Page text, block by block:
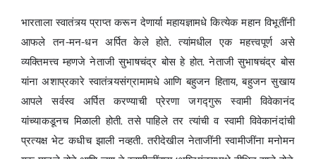
भारताला स्वातंत्र्य प्राप्त करून देणार्या महायज्ञामधे कित्येक महान विभूतींनी
आफले तन-मन-धन अर्पित केले होते. त्यांमधील एक महत्त्वपूर्ण असे
व्यक्तिमत्त्व म्हणजे नेताजी सुभाषचंद्र बोस हे होत. नेताजी सुभाषचंद्र बोस
यांना अशाप्रकारे स्वातंत्र्यसंग्रामामधे आणि बहुजन हिताय, बहुजन सुखाय
आपले सर्वस्व अर्पित करण्याची प्रेरणा जगद्गुरू स्वामी विवेकानंद
यांच्याकडूनच मिळाली होती. तसे पाहिले तर त्यांची व स्वामी विवेकानंदांची
प्रत्यक्ष भेट कधीच झाली नव्हती. तरीदेखील नेताजींनी स्वामीजींना मनोमन